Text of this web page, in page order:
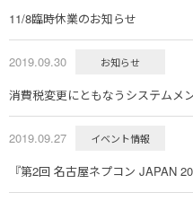
11/8臨時休業のお知らせ
2019.09.30 お知らせ
消費税変更にともなうシステムメ
2019.09.27 イベント情報
『第2回 名古屋ネプコン JAPAN